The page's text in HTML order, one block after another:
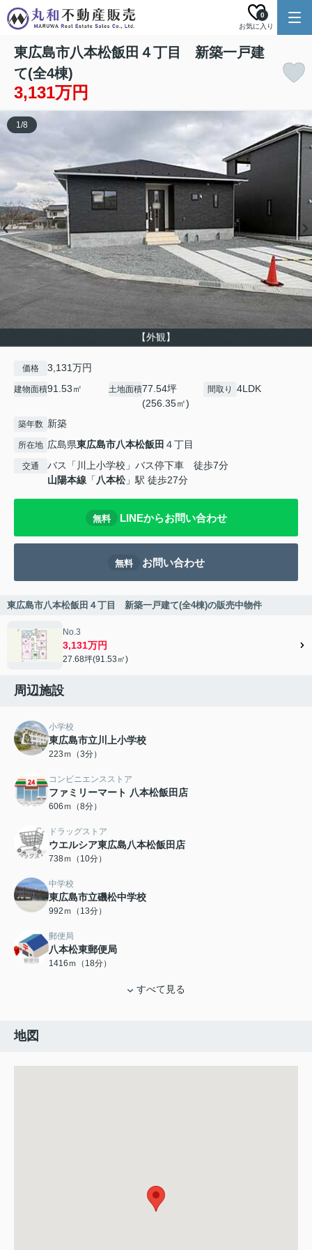
お気に入り
0
東広島市八本松飯田４丁目 新築一戸建
て(全4棟)
3,131万円
【外観】
1/8
価格 3,131万円
建物面積91.53㎡ 土地面積77.54坪
(256.35㎡)
間取り 4LDK
築年数 新築
所在地 広島県東広島市八本松飯田 ４丁目
交通
バス「川上小学校」バス停下車 徒歩7分
山陽本線 「八本松」駅 徒歩27分
無料 LINEからお問い合わせ
無料 お問い合わせ
東広島市八本松飯田４丁目 新築一戸建て(全4棟)の販売中物件
No.3
3,131万円
27.68坪(91.53㎡)
周辺施設
小学校
東広島市立川上小学校
223ｍ（3分）
コンビニエンスストア
ファミリーマート 八本松飯田店
606ｍ（8分）
ドラッグストア
ウエルシア東広島八本松飯田店
738ｍ（10分）
中学校
東広島市立磯松中学校
992ｍ（13分）
郵便局
八本松東郵便局
1416ｍ（18分）
すべて見る
地図